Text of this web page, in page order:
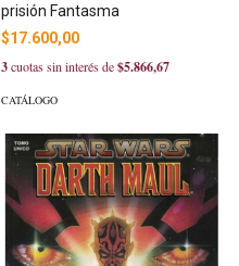
prisión Fantasma
$17.600,00
3cuotas sin interés de$5.866,67
CATÁLOGO